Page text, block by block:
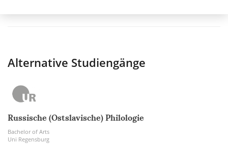
Alternative Studiengänge
Russische (Ostslavische) Philologie
Bachelor of Arts
Uni Regensburg